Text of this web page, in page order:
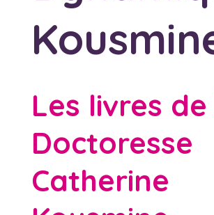
Les livres
Doctoresse
Catherine